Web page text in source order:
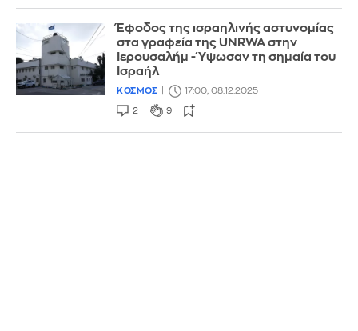
Έφοδος της ισραηλινής αστυνομίας
στα γραφεία της UNRWA στην
Ιερουσαλήμ - Ύψωσαν τη σημαία του
Ισραήλ
ΚΟΣΜΟΣ 17:00, 08.12.2025
2 9